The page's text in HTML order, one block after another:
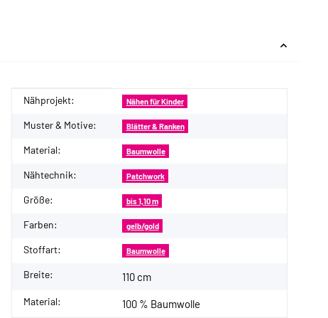
Produkteigenschaft
Wert
Nähprojekt: Nähen für Kinder
Muster & Motive: Blätter & Ranken
Material: Baumwolle
Nähtechnik: Patchwork
Größe: bis 1,10 m
Farben: gelb/gold
Stoffart: Baumwolle
Breite: 110 cm
Material: 100 % Baumwolle